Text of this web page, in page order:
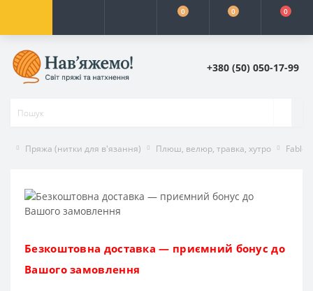
0 0 0
+380 (50) 050-17-99
Пряжа (нитки для в'язання) Плюш, велюр, травка, хутро Fable
Безкоштовна доставка — приємний бонус до
Вашого замовлення